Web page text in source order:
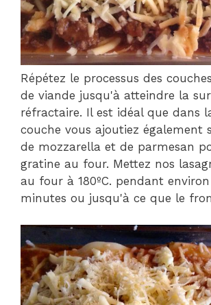
Répétez le processus des
de viande jusqu'à atteindre la
réfractaire. Il est idéal que dans
couche vous ajoutiez également
de mozzarella et de parmesan
gratine au four. Mettez nos
au four à 180ºC. pendant environ
minutes ou jusqu'à ce que le